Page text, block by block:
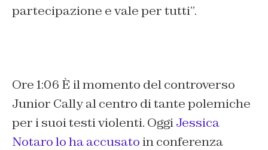
partecipazione e vale per tutti”.
Ore 1:06 È il momento del controverso
Junior Cally al centro di tante polemiche
per i suoi testi violenti. OggiJessica
Notaro lo ha accusatoin conferenza